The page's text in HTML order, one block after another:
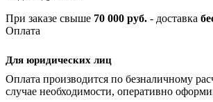
При заказе свыше 70 000 руб. - доставка
Оплата
Для юридических лиц
Оплата производится по безналичному
случае необходимости, оперативно